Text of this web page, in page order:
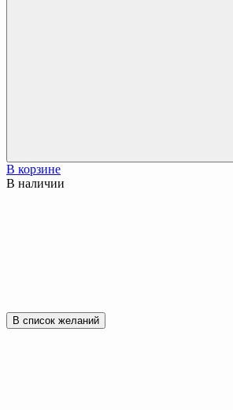
В корзине
В наличии
В список желаний